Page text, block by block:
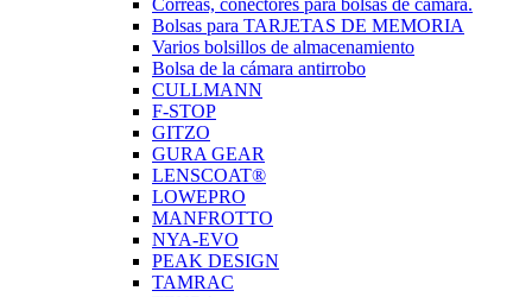
Correas, conectores para bolsas de cámara.
Bolsas para TARJETAS DE MEMORIA
Varios bolsillos de almacenamiento
Bolsa de la cámara antirrobo
CULLMANN
F-STOP
GITZO
GURA GEAR
LENSCOAT®
LOWEPRO
MANFROTTO
NYA-EVO
PEAK DESIGN
TAMRAC